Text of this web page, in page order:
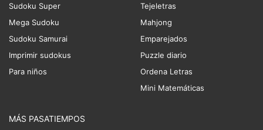
Sudoku Super
Mega Sudoku
Sudoku Samurai
Imprimir sudokus
Para niños
Tejeletras
Mahjong
Emparejados
Puzzle diario
Ordena Letras
Mini Matemáticas
MÁS PASATIEMPOS